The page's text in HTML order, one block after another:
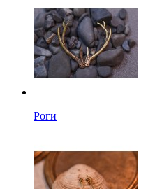
Роги